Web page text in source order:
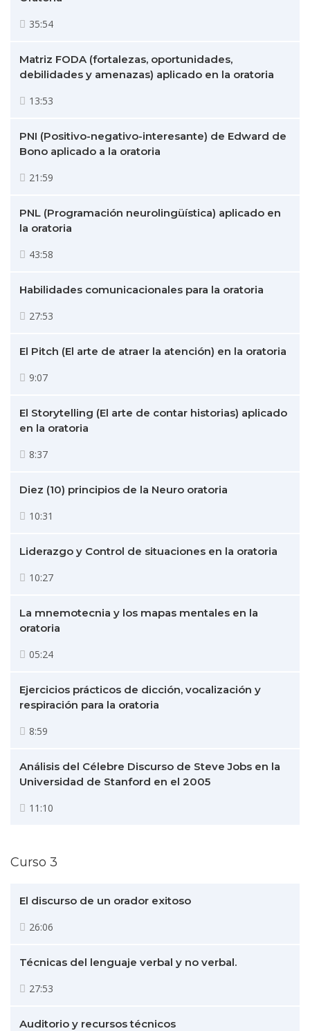
35:54
Matriz FODA (fortalezas, oportunidades,
debilidades y amenazas) aplicado en la oratoria
13:53
PNI (Positivo-negativo-interesante) de Edward de
Bono aplicado a la oratoria
21:59
PNL (Programación neurolingüística) aplicado en
la oratoria
43:58
Habilidades comunicacionales para la oratoria
27:53
El Pitch (El arte de atraer la atención) en la oratoria
9:07
El Storytelling (El arte de contar historias) aplicado
en la oratoria
8:37
Diez (10) principios de la Neuro oratoria
10:31
Liderazgo y Control de situaciones en la oratoria
10:27
La mnemotecnia y los mapas mentales en la
oratoria
05:24
Ejercicios prácticos de dicción, vocalización y
respiración para la oratoria
8:59
Análisis del Célebre Discurso de Steve Jobs en la
Universidad de Stanford en el 2005
11:10
Curso 3
El discurso de un orador exitoso
26:06
Técnicas del lenguaje verbal y no verbal.
27:53
Auditorio y recursos técnicos